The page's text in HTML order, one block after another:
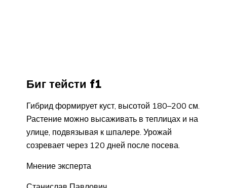
Биг тейсти f1
Гибрид формирует куст, высотой 180–200 см.
Растение можно высаживать в теплицах и на
улице, подвязывая к шпалере. Урожай
созревает через 120 дней после посева.
Мнение эксперта